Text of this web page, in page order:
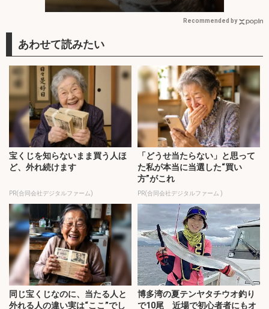
Recommended by
宝くじを知らないまま買う人ほ
ど、外れ続けます
PR(合同会社デジタルファーム)
「どうせ当たらない」と思って
た私が本当に当選した“買い
方”がこれ
PR(合同会社デジタルファーム )
同じ宝くじなのに、当たる人と
外れる人の違い実は“ここ”でし
博多湾の夏テンヤタチウオ釣り
で10尾 近場で初心者者にもオ